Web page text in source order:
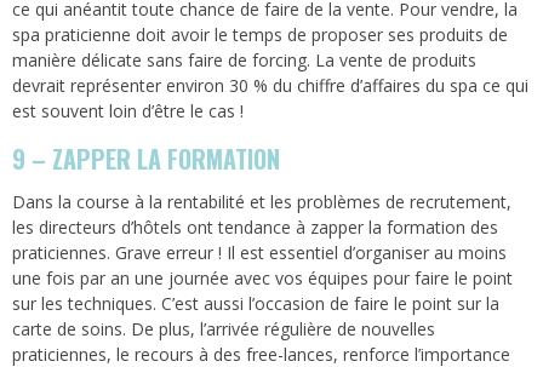
ce qui anéantit toute chance de faire de la vente. Pour vendre, la
spa praticienne doit avoir le temps de proposer ses produits de
manière délicate sans faire de forcing. La vente de produits
devrait représenter environ 30 % du chiffre d’affaires du spa ce qui
est souvent loin d’être le cas !
9 – ZAPPER LA FORMATION
Dans la course à la rentabilité et les problèmes de recrutement,
les directeurs d’hôtels ont tendance à zapper la formation des
praticiennes. Grave erreur ! Il est essentiel d’organiser au moins
une fois par an une journée avec vos équipes pour faire le point
sur les techniques. C’est aussi l’occasion de faire le point sur la
carte de soins. De plus, l’arrivée régulière de nouvelles
praticiennes, le recours à des free-lances, renforce l’importance